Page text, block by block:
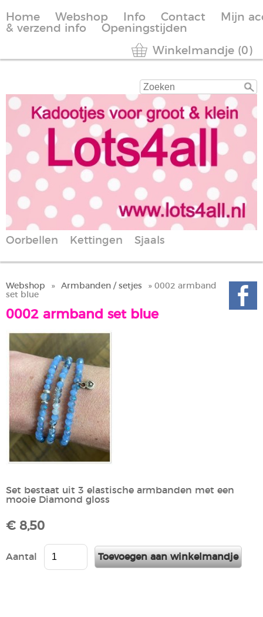
Home Webshop Info Contact
Mijn
& verzend info
Openingstijden
Winkelmandje (0)
Oorbellen Kettingen Sjaals
Webshop » Armbanden / setjes
» 0002 armband
set blue
0002 armband set blue
Set bestaat uit 3 elastische armbanden met een
mooie Diamond gloss
€ 8,50
Aantal